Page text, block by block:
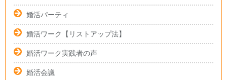
婚活パーティ
婚活ワーク【リストアップ法】
婚活ワーク実践者の声
婚活会議